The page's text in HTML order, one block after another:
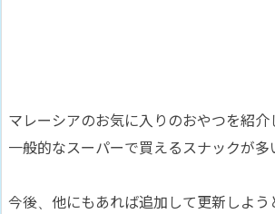
マレーシアのお気に入りのおやつを紹介
一般的なスーパーで買えるスナックが多
今後、他にもあれば追加して更新しよう